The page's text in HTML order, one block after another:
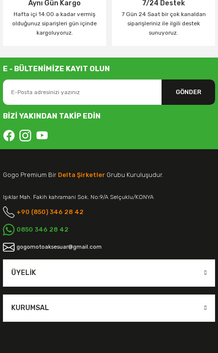
Aynı Gün Kargo
Hafta içi 14:00 a kadar vermiş
olduğunuz siparişleri gün içinde
kargoluyoruz.
7/24 Destek
7 Gün 24 Saat bir çok kanaldan
siparişleriniz ile ilgili destek
sunuyoruz.
E - BÜLTENİMİZE KAYIT OLUN
GÖNDER
BİZİ YAKINDAN TAKİP EDİN
Gogo Premium Bir Delta Şirketler Grubu Kuruluşudur.
Işıklar Mah. Fakih kahramani Sok. No:9/A Selçuklu/KONYA
+90 (850) 346 28 42
0850 346 28 42
gogomotoaksesuar@gmail.com
ÜYELIK
KURUMSAL